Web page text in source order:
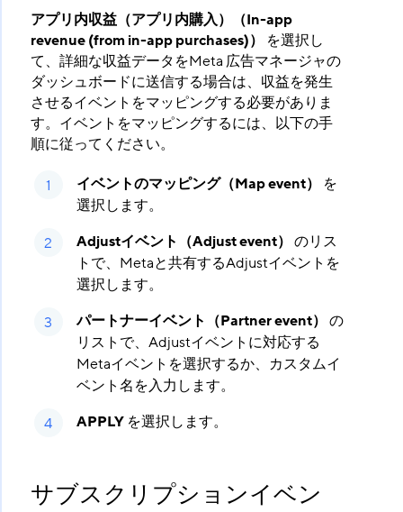
アプリ内収益（アプリ内購入）（In-app
revenue (from in-app purchases)）
​ を選択し
て、詳細な収益データをMeta 広告マネージャの
ダッシュボードに送信する場合は、収益を発生
させるイベントをマッピングする必要がありま
す。イベントをマッピングするには、以下の手
順に従ってください。
イベントのマッピング（Map event）
​ を
選択します。
Adjustイベント（Adjust event） ​ のリス
トで、Metaと共有するAdjustイベントを
選択します。
パートナーイベント（Partner event） ​ の
リストで、Adjustイベントに対応する
Metaイベントを選択するか、カスタムイ
ベント名を入力します。
APPLY​ を選択します。
サブスクリプションイベン